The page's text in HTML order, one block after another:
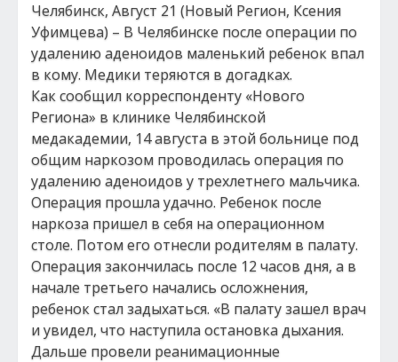
Челябинск, Август 21 (Новый Регион, Ксения
Уфимцева) – В Челябинске после операции по
удалению аденоидов маленький ребенок впал
в кому. Медики теряются в догадках.
Как сообщил корреспонденту «Нового
Региона» в клинике Челябинской
медакадемии, 14 августа в этой больнице под
общим наркозом проводилась операция по
удалению аденоидов у трехлетнего мальчика.
Операция прошла удачно. Ребенок после
наркоза пришел в себя на операционном
столе. Потом его отнесли родителям в палату.
Операция закончилась после 12 часов дня, а в
начале третьего начались осложнения,
ребенок стал задыхаться. «В палату зашел врач
и увидел, что наступила остановка дыхания.
Дальше провели реанимационные